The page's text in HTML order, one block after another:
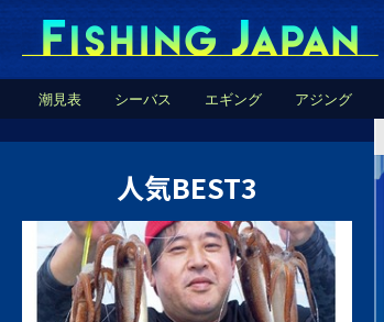
潮見表 シーバス エギング アジング
人気BEST3